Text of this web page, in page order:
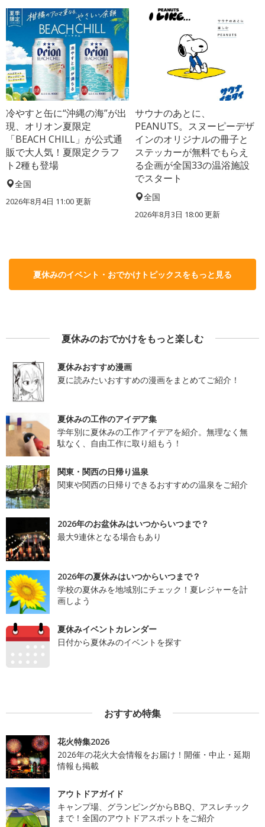
冷やすと缶に“沖縄の海”が出
現、オリオン夏限定
「BEACH CHILL」が公式通
販で大人気！夏限定クラフ
ト2種も登場
全国
2026年8月4日 11:00更新
サウナのあとに、
PEANUTS。スヌーピーデザ
インのオリジナルの冊子と
ステッカーが無料でもらえ
る企画が全国33の温浴施設
でスタート
全国
2026年8月3日 18:00更新
夏休みのイベント・おでかけトピックスをもっと見る
夏休みのおでかけをもっと楽しむ
夏休みおすすめ漫画
夏に読みたいおすすめの漫画をまとめてご紹介！
夏休みの工作のアイデア集
学年別に夏休みの工作アイデアを紹介。無理なく無
駄なく、自由工作に取り組もう！
関東・関西の日帰り温泉
関東や関西の日帰りできるおすすめの温泉をご紹介
2026年のお盆休みはいつからいつまで？
最大9連休となる場合もあり
2026年の夏休みはいつからいつまで？
学校の夏休みを地域別にチェック！夏レジャーを計
画しよう
夏休みイベントカレンダー
日付から夏休みのイベントを探す
おすすめ特集
花火特集2026
2026年の花火大会情報をお届け！開催・中止・延期
情報も掲載
アウトドアガイド
キャンプ場、グランピングからBBQ、アスレチック
まで！全国のアウトドアスポットをご紹介